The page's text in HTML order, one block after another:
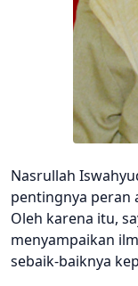
Nasrullah
pentingnya peran
Oleh karena itu,
menyampaikan
sebaik-baiknya